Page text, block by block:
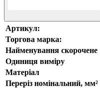
Артикул:
Торгова марка:
Найменування скорочене
Одиниця виміру
Матеріал
Переріз номінальний, мм²